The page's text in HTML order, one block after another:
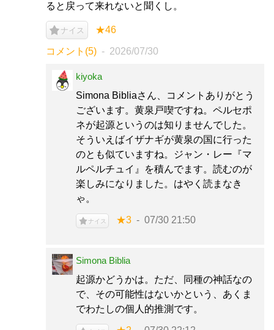
ると戻って来れないと聞くし。
ナイス ★46
コメント(5) 2026/07/30
kiyoka
Simona Bibliaさん、コメントありがとう
ございます。黄泉戸喫ですね。ペルセポ
ネが起源というのは知りませんでした。
そういえばイザナギが黄泉の国に行った
のとも似ていますね。ジャン・レー『マ
ルペルチュイ』を積んでます。読むのが
楽しみになりました。はやく読まなき
ゃ。
ナイス ★3 07/30 21:50
Simona Biblia
起源かどうかは。ただ、同種の神話なの
で、その可能性はないかという、あくま
でわたしの個人的推測です。